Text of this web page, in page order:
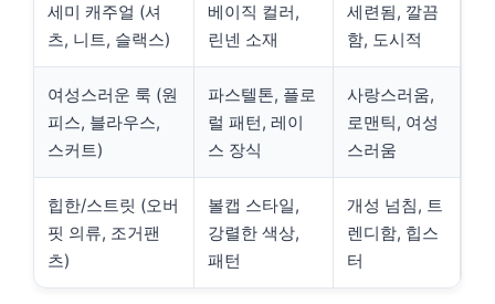
세미 캐주얼 (셔
츠, 니트, 슬랙스)
베이직 컬러,
린넨 소재
세련됨, 깔끔
함, 도시적
여성스러운 룩 (원
피스, 블라우스,
스커트)
파스텔톤, 플로
럴 패턴, 레이
스 장식
사랑스러움,
로맨틱, 여성
스러움
힙한/스트릿 (오버
핏 의류, 조거팬
츠)
볼캡 스타일,
강렬한 색상,
패턴
개성 넘침, 트
렌디함, 힙스
터